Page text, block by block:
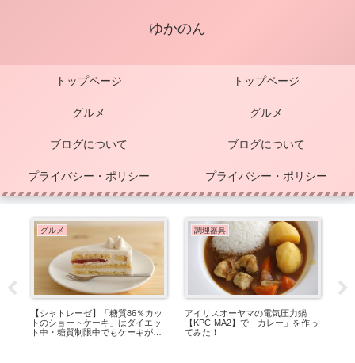
ゆかのん
トップページ トップページ
グルメ グルメ
ブログについて ブログについて
プライバシー・ポリシー プライバシー・ポリシー
グルメ
【シャトレーゼ】「糖質86％カッ
トのショートケーキ」はダイエッ
ト中・糖質制限中でもケーキが食
調理器具
アイリスオーヤマの電気圧力鍋
【KPC-MA2】で「カレー」を作っ
てみた！